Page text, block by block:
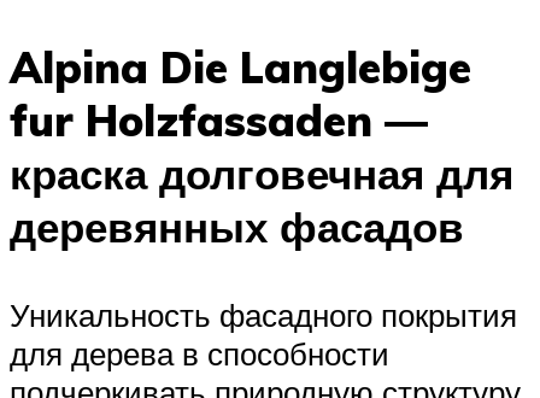
Alpina Die Langlebige
fur Holzfassaden —
краска долговечная для
деревянных фасадов
Уникальность фасадного покрытия
для дерева в способности